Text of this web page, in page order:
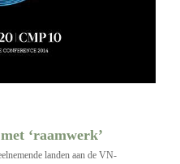
‘raamwerk’
landen aan de VN-